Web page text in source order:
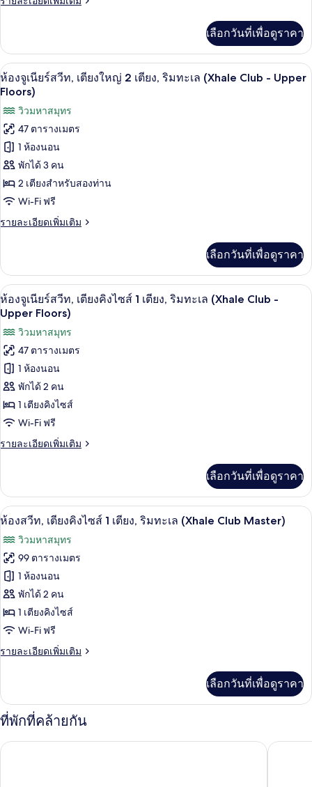
(Xhale
สวีท,
คิง
ไซส์
1
ริม
ทะเล
(Xhale
Club)
เกี่ยว
กับ
ห้อง
จู
สวี
ท,
เตียง
คิง
ไซส์
เตียง,
ริม
(Xhale
เลือกวันที่เพื่อดูราคา
เปิด
ภาพถ่าย
ทั้งหมด
ของ
ห้อง
จู
เนียร์
2
เตียง,
ริม
ทะเล
(Xhale
Club
-
Upper
Floors)
เครื่องนอนระดับพรีเมียม, ผ้านวมขนเ
7
ห้องจูเนียร์สวีท, เตียงใหญ่ 2 เตียง, ริมทะเล (Xhale Club - Upper
Floors)
วิวมหาสมุทร
47 ตารางเมตร
1 ห้องนอน
พักได้ 3 คน
2 เตียงสำหรับสองท่าน
Wi-Fi ฟรี
รายละเอียดเพิ่มเติม
ราย
เกี่ยว
กับ
ห้อง
จู
เนียร์
สวี
ท,
เตียง
ใหญ่
2
ริม
ทะเล
Club
เลือกวันที่เพื่อดูราคา
เปิด
ภาพถ่าย
ทั้งหมด
ของ
ห้อง
จู
เนียร์
ไซส์
1
ริม
ทะเล
(Xhale
Club
-
Upper
Floors)
เครื่องนอนระดับพรีเมียม, ผ้านวมขนเ
8
ห้องจูเนียร์สวีท, เตียงคิงไซส์ 1 เตียง, ริมทะเล (Xhale Club -
Upper Floors)
วิวมหาสมุทร
47 ตารางเมตร
1 ห้องนอน
พักได้ 2 คน
1 เตียงคิงไซส์
Wi-Fi ฟรี
รายละเอียดเพิ่มเติม
ราย
เกี่ยว
กับ
ห้อง
เนียร์
สวี
ท,
เตียง
คิง
ไซส์
เตียง,
ทะเล
-
Upper
Floors)
เลือกวันที่เพื่อดูราคา
เปิด
ภาพถ่าย
ทั้งหมด
ของ
ห้อง
สวีท,
เตียง
คิง
1
เตียง,
ทะเล
ห้องสวีท, เตียงคิงไซส์ 1 เตียง, ริมทะ
8
ห้องสวีท, เตียงคิงไซส์ 1 เตียง, ริมทะเล (Xhale Club Master)
วิวมหาสมุทร
99 ตารางเมตร
1 ห้องนอน
พักได้ 2 คน
1 เตียงคิงไซส์
Wi-Fi ฟรี
รายละเอียดเพิ่มเติม
ราย
เกี่ยว
กับ
ห้อง
ท,
เลือกวันที่เพื่อดูราคา
ที่พักที่คล้ายกัน
ซีเคร็ตส์ เดอะ ไวน์ แคนคูน - เฉพาะผู้ใหญ่เท่านั้น - ออล อินคลูซีฟ
โรงแรม